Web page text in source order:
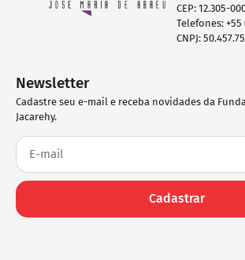
CEP: 12.305-
Telefones: +55
CNPJ:
Newsletter
Cadastre seu e-mail e receba novidades da
Jacarehy.
Cadastrar